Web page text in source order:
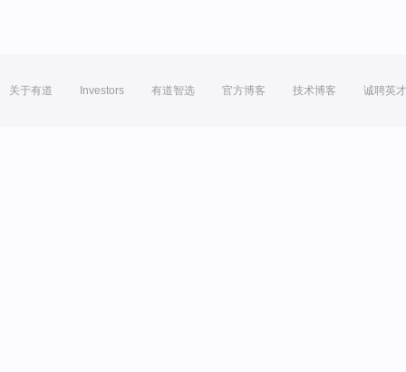
关于有道 Investors 有道智选 官方博客 技术博客 诚聘英才